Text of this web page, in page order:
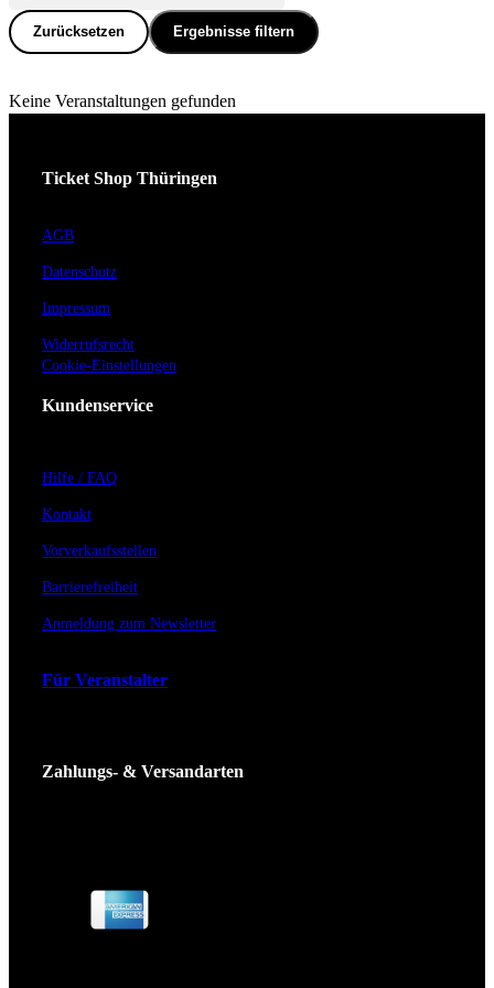
Zurücksetzen Ergebnisse filtern
Keine Veranstaltungen gefunden
Ticket Shop Thüringen
AGB
Datenschutz
Impressum
Widerrufsrecht
Cookie-Einstellungen
Kundenservice
Hilfe / FAQ
Kontakt
Vorverkaufsstellen
Barrierefreiheit
Anmeldung zum Newsletter
Für Veranstalter
Zahlungs- & Versandarten